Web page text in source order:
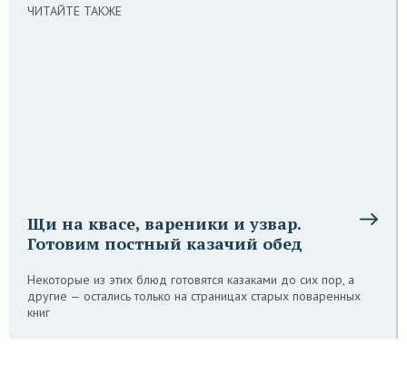
ЧИТАЙТЕ ТАКЖЕ
Щи на квасе, вареники и узвар.
Готовим постный казачий обед
Некоторые из этих блюд готовятся казаками до сих пор, а
другие — остались только на страницах старых поваренных
книг